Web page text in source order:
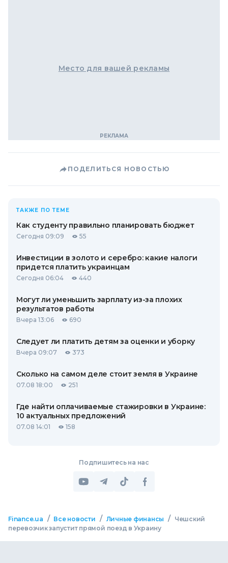
Место для вашей рекламы
ПОДЕЛИТЬСЯ НОВОСТЬЮ
ТАКЖЕ ПО ТЕМЕ
Как студенту правильно планировать бюджет
Сегодня 09:09 55
Инвестиции в золото и серебро: какие налоги
придется платить украинцам
Сегодня 06:04 440
Могут ли уменьшить зарплату из-за плохих
результатов работы
Вчера 13:06 690
Следует ли платить детям за оценки и уборку
Вчера 09:07 373
Сколько на самом деле стоит земля в Украине
07.08 18:00 251
Где найти оплачиваемые стажировки в Украине:
10 актуальных предложений
07.08 14:01 158
Подпишитесь на нас
Finance.ua / Все новости / Личные финансы /
Чешский
перевозчик запустит прямой поезд в Украину